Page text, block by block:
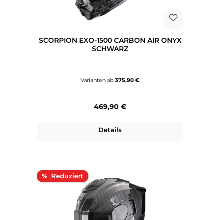
SCORPION EXO-1500 CARBON AIR ONYX
SCHWARZ
Varianten ab 375,90 €
Regulärer Preis:
469,90 €
Details
% Rabatt